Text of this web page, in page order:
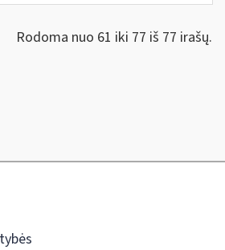
Rodoma nuo 61 iki 77 iš 77 irašų.